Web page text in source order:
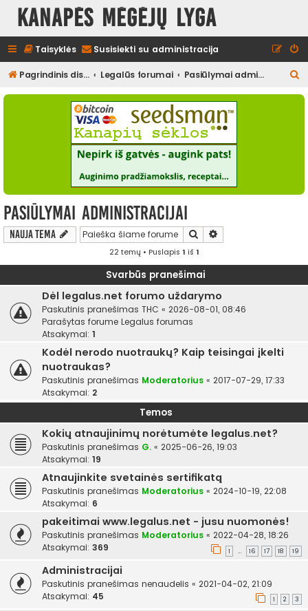
Kanapės mėgėjų lyga
Taisyklės Susisiekti su administracija
Pagrindinis diskusijų puslapis Legalūs forumai Pasiūlymai administracijai
e
Pasiūlymai administracijai
Nauja tema Ieškoti
22 temų • Puslapis 1 iš 1
Svarbūs pranešimai
Dėl legalus.net forumo uždarymo
Paskutinis pranešimas THC « 2026-08-01, 08:46
Parašytas forume Legalus forumas
Atsakymai: 1
Kodėl nerodo nuotraukų? Kaip teisingai įkelti
nuotraukas?
Paskutinis pranešimas Moderatorius « 2017-07-29, 17:33
Atsakymai: 2
Temos
Kokių atnaujinimų norėtumėte legalus.net?
Paskutinis pranešimas G. « 2025-06-26, 19:03
Atsakymai: 19
Atnaujinkite svetainės sertifikatą
Paskutinis pranešimas Moderatorius « 2024-10-19, 22:08
Atsakymai: 6
pakeitimai www.legalus.net - jusu nuomonės!
Paskutinis pranešimas Moderatorius « 2022-04-28, 18:26
Atsakymai: 369 1 … 16 17 18 19
Administracijai
Paskutinis pranešimas nenaudelis « 2021-04-02, 21:09
Atsakymai: 45 1 2 3